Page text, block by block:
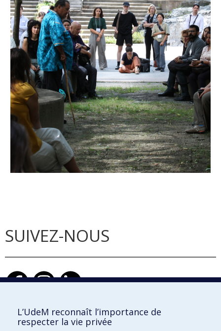
SUIVEZ-NOUS
École d'architecture
L’UdeM reconnaît l’importance de
respecter la vie privée